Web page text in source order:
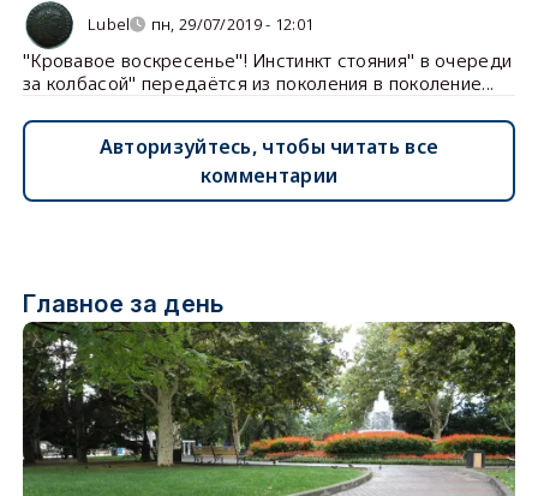
Lubel пн, 29/07/2019 - 12:01
"Кровавое воскресенье"! Инстинкт стояния" в очереди
за колбасой" передаётся из поколения в поколение...
Авторизуйтесь, чтобы читать все
комментарии
Главное за день